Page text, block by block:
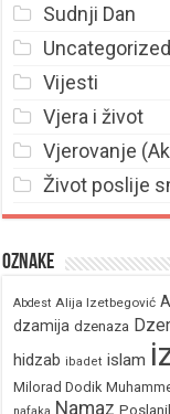
Sudnji Dan
Uncategorized
Vijesti
Vjera i život
Vjerovanje
Život poslije
Oznake
Abdest Alija Izetbegović
dzamija dzenaza
hidzab ibadet islam
Milorad Dodik
Namaz